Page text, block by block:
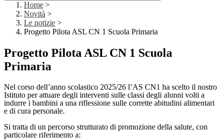
Home >
Novità >
Le notizie >
Progetto Pilota ASL CN 1 Scuola Primaria
Progetto Pilota ASL CN 1 Scuola
Primaria
Nel corso dell’anno scolastico 2025/26 l’AS CN1 ha scelto il nostro
Istituto per attuare degli interventi sulle classi degli alunni volti a
indurre i bambini a una riflessione sulle corrette abitudini alimentari
e di cura personale.
Si tratta di un percorso strutturato di promozione della salute, con
particolare riferimento a: